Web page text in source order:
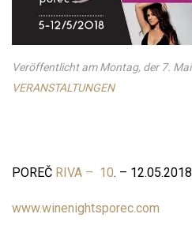
Veröffentlicht am Montag, der 7.
VERANSTALTUNGEN
POREČ RIVA – 10. –
www.winenightsporec.com